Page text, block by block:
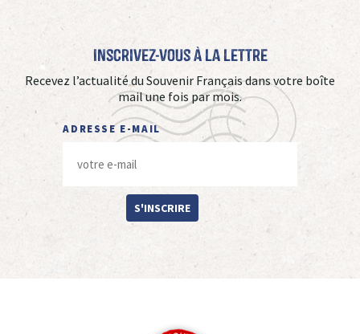
Inscrivez-vous à La Lettre
Recevez l’actualité du Souvenir Français dans votre boîte
mail une fois par mois.
ADRESSE E-MAIL
S'INSCRIRE